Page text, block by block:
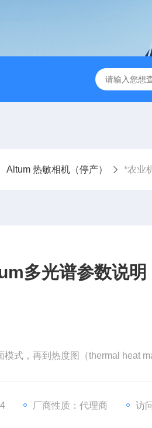
版M350RTK行业无人机规格参数
Altum 热敏相机（停产） *农业
多光谱参数说明
式，再到热度图（thermal heat
厂商性质：代理商 访